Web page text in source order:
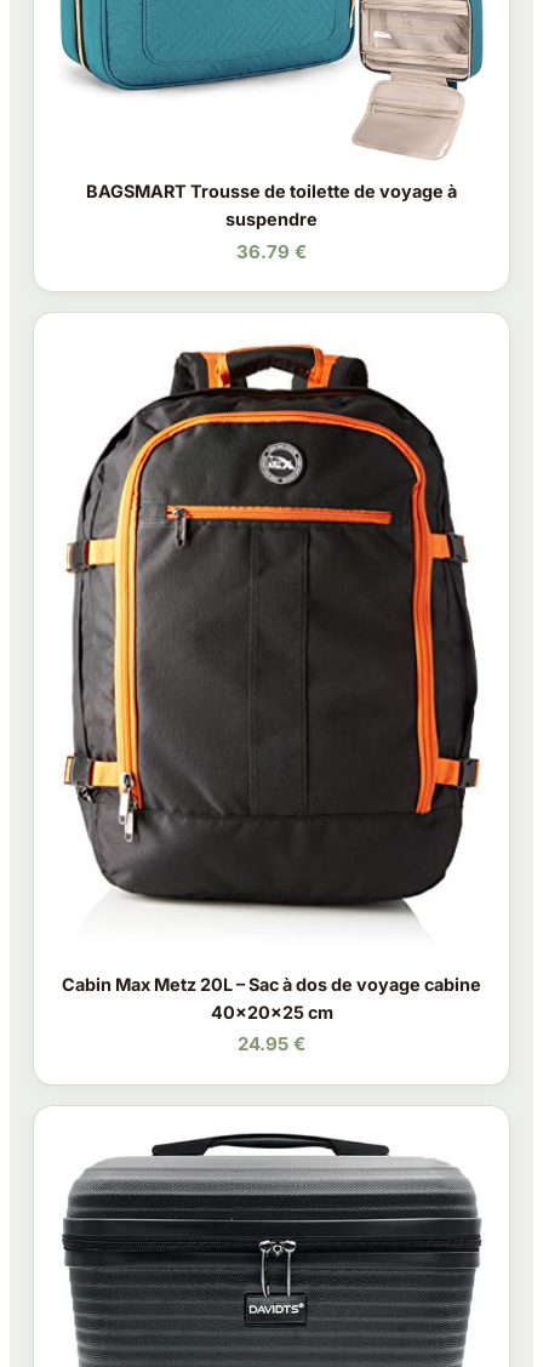
BAGSMART Trousse de toilette de voyage à
suspendre
36.79 €
Cabin Max Metz 20L – Sac à dos de voyage cabine
40x20x25 cm
24.95 €